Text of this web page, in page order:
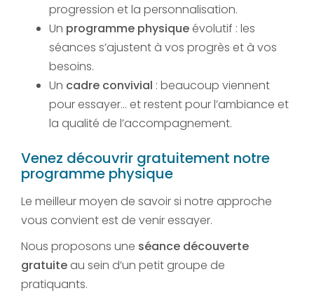
progression et la personnalisation.
Un programme physique évolutif : les
séances s’ajustent à vos progrès et à vos
besoins.
Un cadre convivial : beaucoup viennent
pour essayer… et restent pour l’ambiance et
la qualité de l’accompagnement.
Venez découvrir gratuitement notre
programme physique
Le meilleur moyen de savoir si notre approche
vous convient est de venir essayer.
Nous proposons une séance découverte
gratuite au sein d’un petit groupe de
pratiquants.